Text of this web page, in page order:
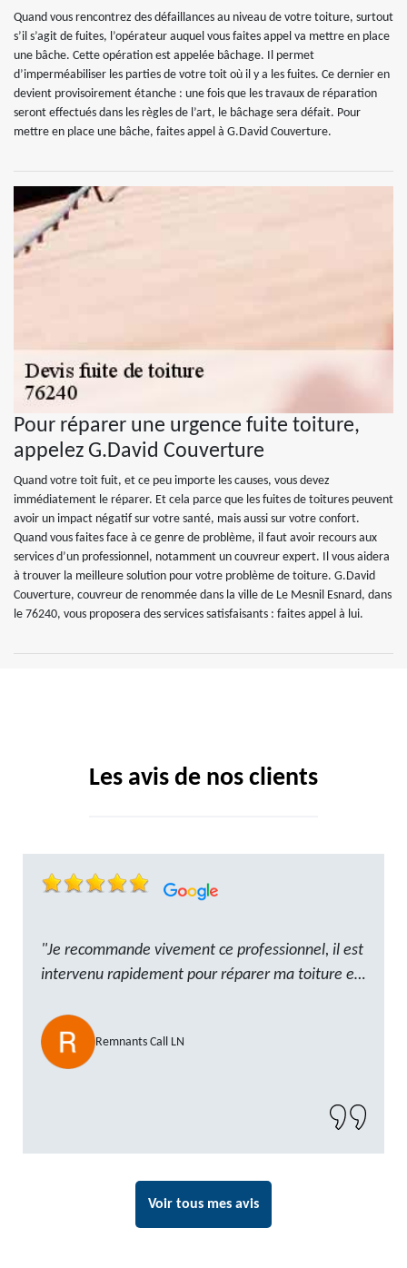
Quand vous rencontrez des défaillances au niveau de votre toiture, surtout
s’il s’agit de fuites, l’opérateur auquel vous faites appel va mettre en place
une bâche. Cette opération est appelée bâchage. Il permet
d’imperméabiliser les parties de votre toit où il y a les fuites. Ce dernier en
devient provisoirement étanche : une fois que les travaux de réparation
seront effectués dans les règles de l’art, le bâchage sera défait. Pour
mettre en place une bâche, faites appel à G.David Couverture.
Pour réparer une urgence fuite toiture,
appelez G.David Couverture
Quand votre toit fuit, et ce peu importe les causes, vous devez
immédiatement le réparer. Et cela parce que les fuites de toitures peuvent
avoir un impact négatif sur votre santé, mais aussi sur votre confort.
Quand vous faites face à ce genre de problème, il faut avoir recours aux
services d’un professionnel, notamment un couvreur expert. Il vous aidera
à trouver la meilleure solution pour votre problème de toiture. G.David
Couverture, couvreur de renommée dans la ville de Le Mesnil Esnard, dans
le 76240, vous proposera des services satisfaisants : faites appel à lui.
Les avis de nos clients
"Je recommande vivement ce professionnel, il est
intervenu rapidement pour réparer ma toiture et
professionnalisme. Très, ponctuel et à l’écoute, le
résultat est impeccable et le chantier a été laissé
propre. Un artisan de confiance que je n’hésiterai
Remnants Call LN
Voir tous mes avis